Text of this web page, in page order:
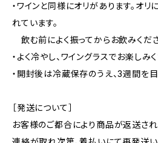
・ワインと同様にオリがあります。オ
れています。
飲む前によく振ってからお飲みくださ
・よく冷やし、ワイングラスでお楽しみく
・開封後は冷蔵保存のうえ、3週間を
［発送について］
お客様のご都合により商品が返送され